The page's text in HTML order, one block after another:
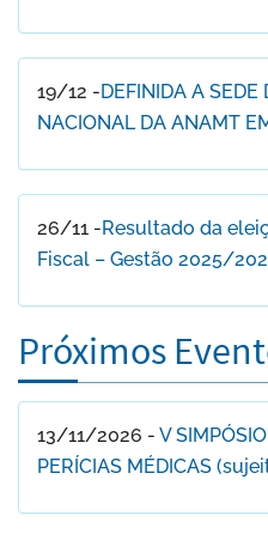
19/12 -DEFINIDA A SEDE
NACIONAL DA ANAMT
26/11 -Resultado da
Fiscal – Gestão 2025/
Próximos
13/11/2026 - V
PERÍCIAS MÉDICAS